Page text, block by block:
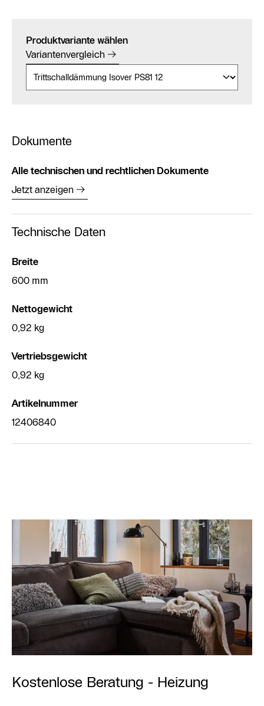
Produktvariante wählen
Variantenvergleich
Dokumente
Alle technischen und rechtlichen Dokumente
Jetzt anzeigen
Technische Daten
Breite
600 mm
Nettogewicht
0,92 kg
Vertriebsgewicht
0,92 kg
Artikelnummer
12406840
Kostenlose Beratung - Heizung